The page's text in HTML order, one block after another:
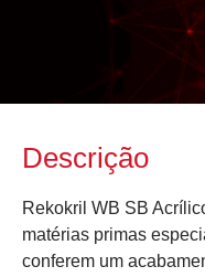
Descrição
Rekokril WB SB
matérias primas
conferem um